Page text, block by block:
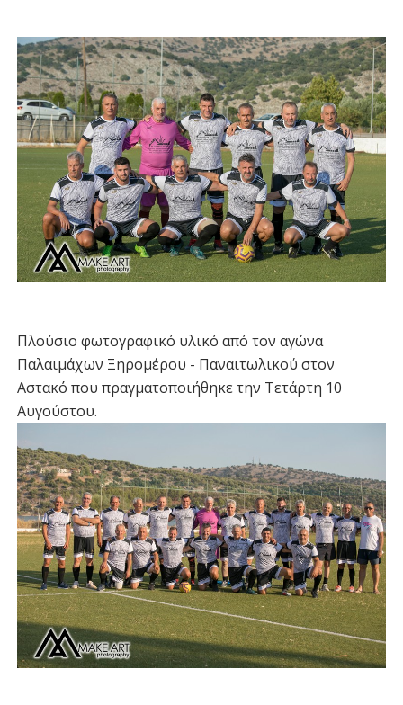
Πλούσιο φωτογραφικό υλικό από τον αγώνα
Παλαιμάχων Ξηρομέρου - Παναιτωλικού στον
Αστακό που πραγματοποιήθηκε την Τετάρτη 10
Αυγούστου.